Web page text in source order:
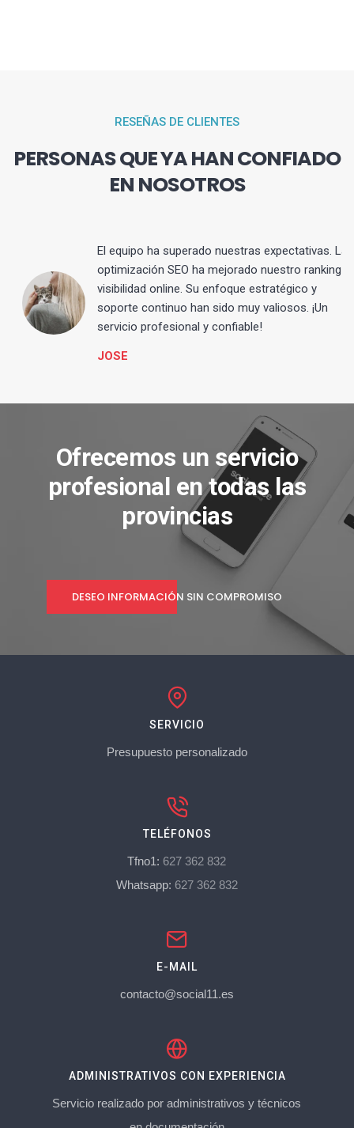
RESEÑAS DE CLIENTES
PERSONAS QUE YA HAN CONFIADO
EN NOSOTROS
El equipo ha superado nuestras expectativas. La
optimización SEO ha mejorado nuestro ranking y
visibilidad online. Su enfoque estratégico y
soporte continuo han sido muy valiosos. ¡Un
servicio profesional y confiable!
JOSE
Ofrecemos un servicio
profesional en todas las
provincias
DESEO INFORMACIÓN SIN COMPROMISO
SERVICIO
Presupuesto personalizado
TELÉFONOS
Tfno1: 627 362 832
Whatsapp: 627 362 832
E-MAIL
contacto@social11.es
ADMINISTRATIVOS CON EXPERIENCIA
Servicio realizado por administrativos y técnicos